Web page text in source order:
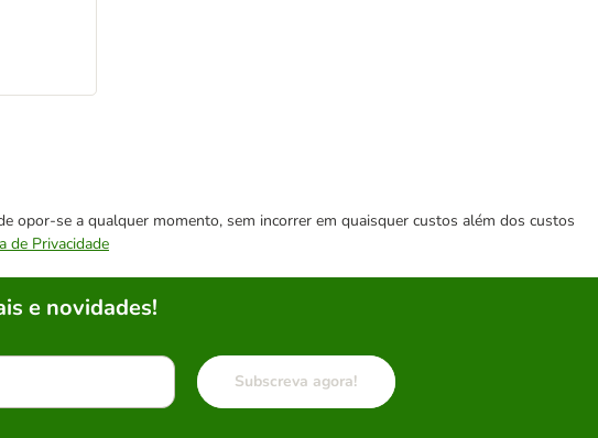
opor-se a qualquer momento, sem incorrer em quaisquer custos além dos custos
de Privacidade
e novidades!
Subscreva agora!